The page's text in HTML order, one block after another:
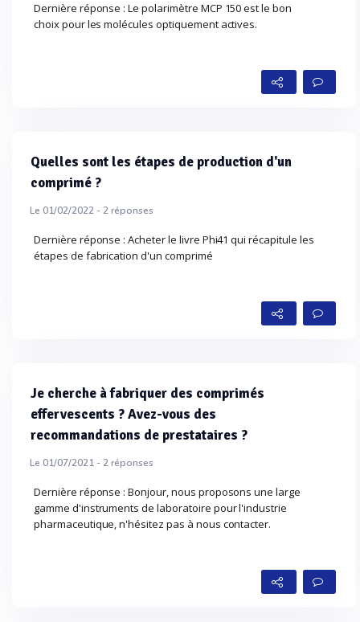
Dernière réponse : Le polarimètre MCP 150 est le bon
choix pour les molécules optiquement actives.
Quelles sont les étapes de production d'un
comprimé ?
Le 01/02/2022 -2réponses
Dernière réponse : Acheter le livre Phi41 qui récapitule les
étapes de fabrication d'un comprimé
Je cherche à fabriquer des comprimés
effervescents ? Avez-vous des
recommandations de prestataires ?
Le 01/07/2021 -2réponses
Dernière réponse : Bonjour, nous proposons une large
gamme d'instruments de laboratoire pour l'industrie
pharmaceutique, n'hésitez pas à nous contacter.